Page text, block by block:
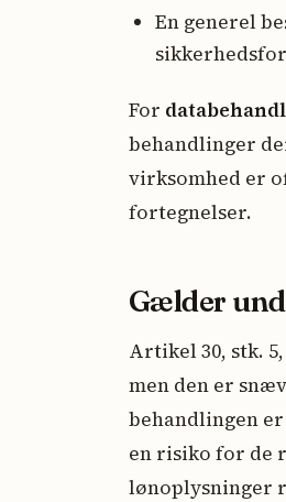
En generel
For
behandlinger
virksomhed er
fortegnelser.
Gælder
Artikel 30, stk.
men den er
behandlingen
en risiko for de
lønoplysninger